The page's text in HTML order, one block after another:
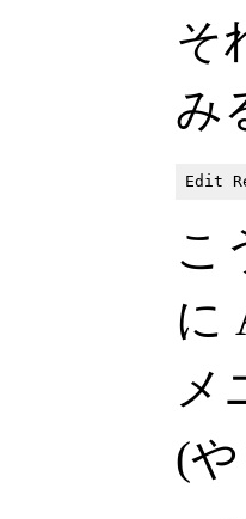
そ
み
こ
に
メ
(